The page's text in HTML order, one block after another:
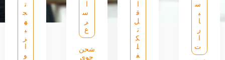
س
ي
ا
ر
ت
ق
ل
ت
ك
ل
ف
س
ر
ع
شحن
جوي
ت
ج
ه
ي
ز
و